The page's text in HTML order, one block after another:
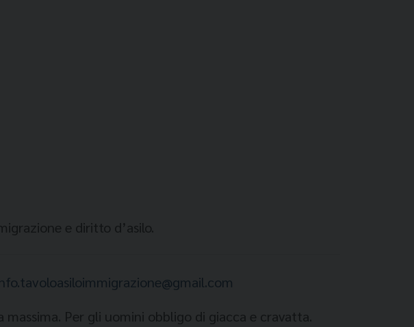
e diritto d’asilo.
Per gli uomini obbligo di giacca e cravatta.